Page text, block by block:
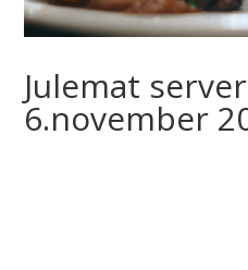
Julemat
6.november